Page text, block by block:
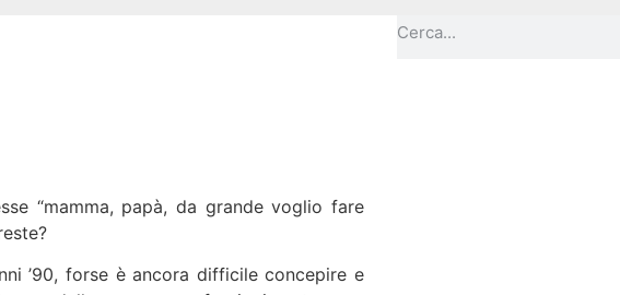
“mamma, papà, da grande voglio fare
’90, forse è ancora difficile concepire e